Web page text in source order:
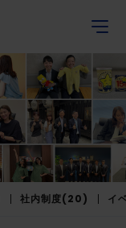
社内制度(20) イ